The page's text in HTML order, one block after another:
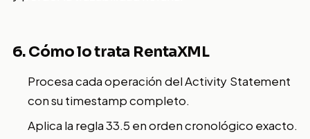
6. Cómo lo trata RentaXML
Procesa cada operación del Activity Statement
con su timestamp completo.
Aplica la regla 33.5 en orden cronológico exacto.